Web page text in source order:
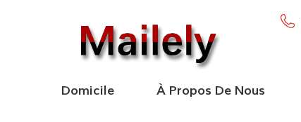
Domicile À Propos De Nous